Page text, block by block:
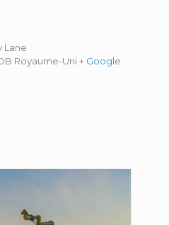
Lane
Royaume-Uni+ Google